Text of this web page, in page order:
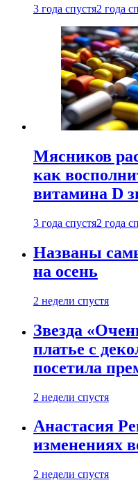
3 года спустя2 года
Мясников
как
витамина D
3 года спустя2 года
Названы
на осень
2 недели спустя
Звезда
платье с
посетила
2 недели спустя
Анастасия
изменениях
2 недели спустя